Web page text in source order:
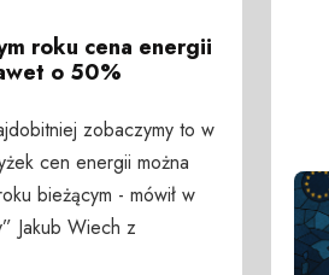
roku cena energii
o 50%
zobaczymy to w
cen energii można
bieżącym - mówił w
Jakub Wiech z